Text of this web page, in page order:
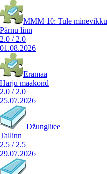
MMM 10: Tule minevikku
Pärnu linn
2.0 / 2.0
01.08.2026
Eramaa
Harju maakond
2.0 / 2.0
25.07.2026
Džunglitee
Tallinn
2.5 / 2.5
29.07.2026